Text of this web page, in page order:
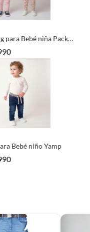
(0 a 2 años)
50 Poliéster
su normal uso, que
elaboración o en
para Bebé niña Pack
de Algodón
Bebé niño Yamp